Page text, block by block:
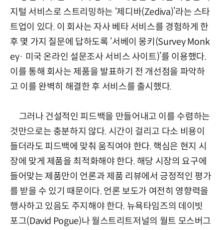
지털 서비스로 스트리밍하는 ‘제디바(Zediva)’라는 스타
트업이 있다. 이 회사는 자사 베타 서비스를 경험하게 한
후 몇 가지 질문에 답하도록 ‘서베이 몽키(Survey Monk
ey· 미국 온라인 설문조사 서비스 사이트)’를 이용했다.
이를 통해 회사는 제품을 발표하기 전 개선점을 파악하
고 이를 완벽히 해결한 후 서비스를 출시했다.
그러나 건설적인 피드백을 만들어내고 이를 수렴하는
것만으로는 충분하지 않다. 시간이 걸리고 다소 비용이
들더라도 피드백에 맞춰 움직여야 한다. 핵심은 현지 시
장에 맞게 제품을 최적화해야 한다. 해당 시장의 요구에
들어맞는 제품만이 언론과 제품 리뷰에서 긍정적인 평가
를 받을 수 있기 때문이다. 언론 보도가 여전히 영향력을
행사하고 있음도 주지해야 한다. 뉴욕타임즈의 데이빗
포그(David Pogue)나 월스트리트저널의 월트 모스버그